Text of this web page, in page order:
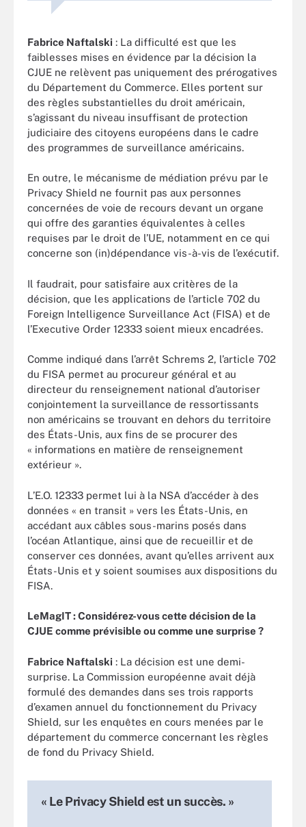
Fabrice Naftalski : La difficulté est que les
faiblesses mises en évidence par la décision la
CJUE ne relèvent pas uniquement des prérogatives
du Département du Commerce. Elles portent sur
des règles substantielles du droit américain,
s’agissant du niveau insuffisant de protection
judiciaire des citoyens européens dans le cadre
des programmes de surveillance américains.
En outre, le mécanisme de médiation prévu par le
Privacy Shield ne fournit pas aux personnes
concernées de voie de recours devant un organe
qui offre des garanties équivalentes à celles
requises par le droit de l’UE, notamment en ce qui
concerne son (in)dépendance vis-à-vis de l’exécutif.
Il faudrait, pour satisfaire aux critères de la
décision, que les applications de l’article 702 du
Foreign Intelligence Surveillance Act (FISA) et de
l’Executive Order 12333 soient mieux encadrées.
Comme indiqué dans l’arrêt Schrems 2, l’article 702
du FISA permet au procureur général et au
directeur du renseignement national d’autoriser
conjointement la surveillance de ressortissants
non américains se trouvant en dehors du territoire
des États-Unis, aux fins de se procurer des
« informations en matière de renseignement
extérieur ».
L’E.O. 12333 permet lui à la NSA d’accéder à des
données « en transit » vers les États-Unis, en
accédant aux câbles sous-marins posés dans
l’océan Atlantique, ainsi que de recueillir et de
conserver ces données, avant qu’elles arrivent aux
États-Unis et y soient soumises aux dispositions du
FISA.
LeMagIT : Considérez-vous cette décision de la
CJUE comme prévisible ou comme une surprise ?
Fabrice Naftalski : La décision est une demi-
surprise. La Commission européenne avait déjà
formulé des demandes dans ses trois rapports
d’examen annuel du fonctionnement du Privacy
Shield, sur les enquêtes en cours menées par le
département du commerce concernant les règles
de fond du Privacy Shield.
« Le Privacy Shield est un succès. »